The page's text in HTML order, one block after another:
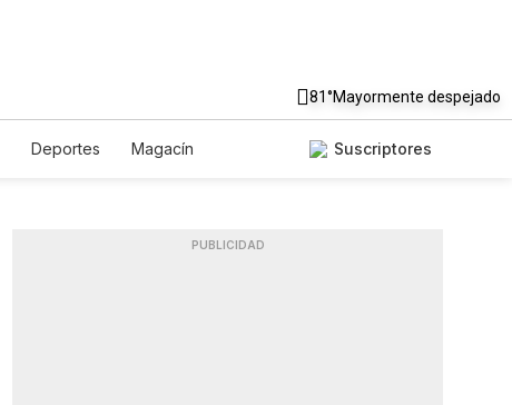
81°Mayormente despejado
Deportes
Magacín
Suscriptores
PUBLICIDAD